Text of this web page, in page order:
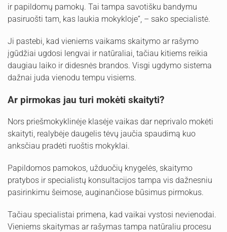
ir papildomų pamokų. Tai tampa savotišku bandymu
pasiruošti tam, kas laukia mokykloje“, – sako specialistė.
Ji pastebi, kad vieniems vaikams skaitymo ar rašymo
įgūdžiai ugdosi lengvai ir natūraliai, tačiau kitiems reikia
daugiau laiko ir didesnės brandos. Visgi ugdymo sistema
dažnai juda vienodu tempu visiems.
Ar pirmokas jau turi mokėti skaityti?
Nors priešmokyklinėje klasėje vaikas dar neprivalo mokėti
skaityti, realybėje daugelis tėvų jaučia spaudimą kuo
anksčiau pradėti ruoštis mokyklai.
Papildomos pamokos, užduočių knygelės, skaitymo
pratybos ir specialistų konsultacijos tampa vis dažnesniu
pasirinkimu šeimose, auginančiose būsimus pirmokus.
Tačiau specialistai primena, kad vaikai vystosi nevienodai.
Vieniems skaitymas ar rašymas tampa natūraliu procesu